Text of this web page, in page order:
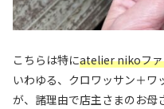
こちらは特にatelier nikoファ
いわゆる、クロワッサン＋ワ
が、諸理由で店主さまのお母